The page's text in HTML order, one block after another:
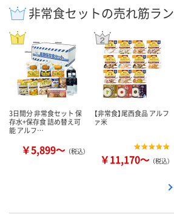
非常食セットの売れ筋ラ
3日間分 非常食セット 保
存水+保存食 詰め替え可
能 アルフ…
￥5,899～ （税込）
【非常食】尾西食品 アルフ
ァ米
￥11,170～ （税込）